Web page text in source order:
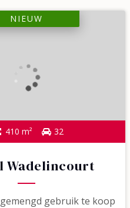
410 m² 32
NIEUW
Wadelincourt
gebruik te koop